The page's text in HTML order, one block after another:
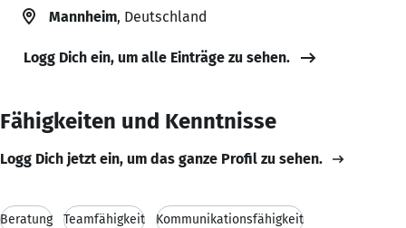
Mannheim, Deutschland
Logg Dich ein, um alle Einträge zu sehen.
Fähigkeiten und Kenntnisse
Logg Dich jetzt ein, um das ganze Profil zu sehen.
Beratung Teamfähigkeit Kommunikationsfähigkeit